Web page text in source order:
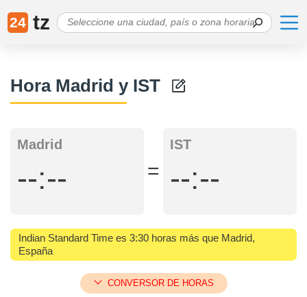
24 tz
Hora Madrid y IST
Madrid
--:-- =
IST
--:--
Indian Standard Time es 3:30 horas más que Madrid,
España
CONVERSOR DE HORAS